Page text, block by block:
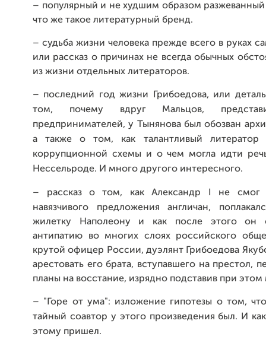
– популярный и не худшим образом разжеванный
что же такое литературный бренд.
– судьба жизни человека прежде всего в руках
или рассказ о причинах не всегда обычных
из жизни отдельных литераторов.
– последний год жизни Грибоедова, или
том, почему вдруг Мальцов,
предпринимателей, у Тынянова был обозван
а также о том, как талантливый литератор
коррупционной схемы и о чем могла идти
Нессельроде. И много другого интересного.
– рассказ о том, как Александр I не смог
навязчивого предложения англичан,
жилетку Наполеону и как после этого он
антипатию во многих слоях российского
крутой офицер России, дуэлянт Грибоедова
арестовать его брата, вступавшего на престол,
планы на восстание, изрядно подставив при этом
– "Горе от ума": изложение гипотезы о том,
тайный соавтор у этого произведения был. И
этому пришел.